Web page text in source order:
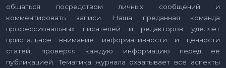
общаться посредством личных сообщений и
комментировать записи. Наша преданная команда
профессиональных писателей и редакторов уделяет
пристальное внимание информативности и ценности
статей, проверяя каждую информацию перед её
публикацией. Тематика журнала охватывает все аспекты